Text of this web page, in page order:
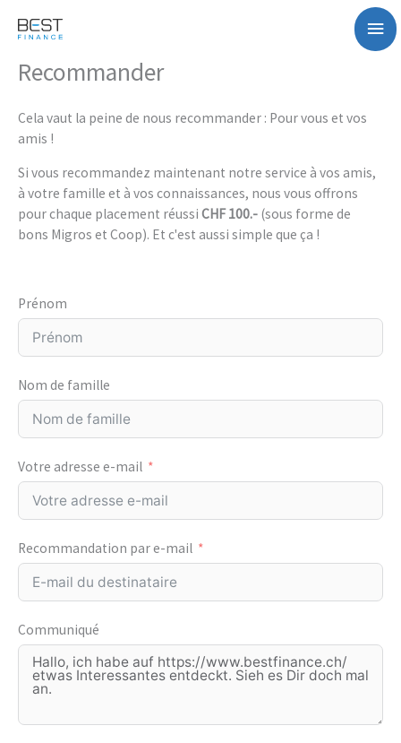
Recommander
Cela vaut la peine de nous recommander : Pour vous et vos
amis !
Si vous recommandez maintenant notre service à vos amis,
à votre famille et à vos connaissances, nous vous offrons
pour chaque placement réussi CHF 100.- (sous forme de
bons Migros et Coop). Et c'est aussi simple que ça !
Prénom
Nom de famille
Votre adresse e-mail
Recommandation par e-mail
Communiqué